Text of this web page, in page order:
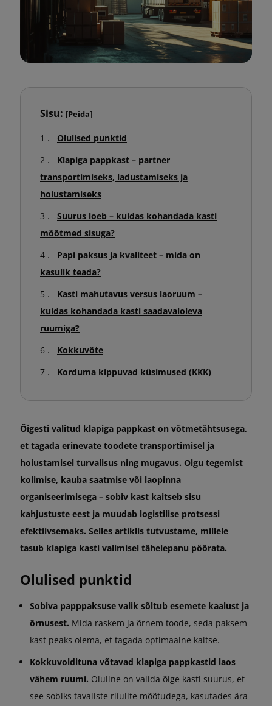
Sisu: [Peida]
Olulised punktid
Klapiga pappkast – partner
transportimiseks, ladustamiseks ja
hoiustamiseks
Suurus loeb – kuidas kohandada kasti
mõõtmed sisuga?
Papi paksus ja kvaliteet – mida on
kasulik teada?
Kasti mahutavus versus laoruum –
kuidas kohandada kasti saadavaloleva
ruumiga?
Kokkuvõte
Korduma kippuvad küsimused (KKK)
Õigesti valitud klapiga pappkast on võtmetähtsusega,
et tagada erinevate toodete transportimisel ja
hoiustamisel turvalisus ning mugavus. Olgu tegemist
kolimise, kauba saatmise või laopinna
organiseerimisega – sobiv kast kaitseb sisu
kahjustuste eest ja muudab logistilise protsessi
efektiivsemaks. Selles artiklis tutvustame, millele
tasub klapiga kasti valimisel tähelepanu pöörata.
Olulised punktid
Sobiva papppaksuse valik sõltub esemete kaalust ja
õrnusest. Mida raskem ja õrnem toode, seda paksem
kast peaks olema, et tagada optimaalne kaitse.
Kokkuvoldituna võtavad klapiga pappkastid laos
vähem ruumi. Oluline on valida õige kasti suurus, et
see sobiks tavaliste riiulite mõõtudega, kasutades ära